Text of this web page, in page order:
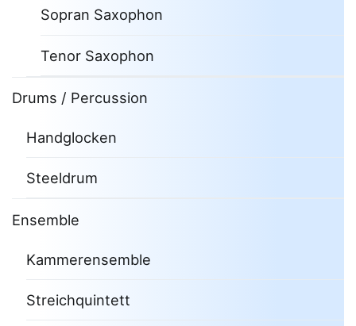
Sopran Saxophon
Tenor Saxophon
Drums / Percussion
Handglocken
Steeldrum
Ensemble
Kammerensemble
Streichquintett